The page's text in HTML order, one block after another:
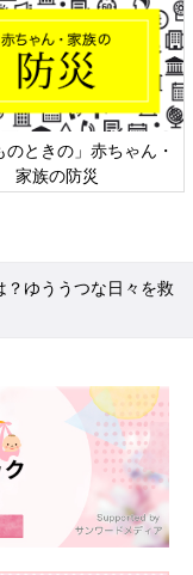
のときの」赤ちゃん・
家族の防災
ゆううつな日々を救